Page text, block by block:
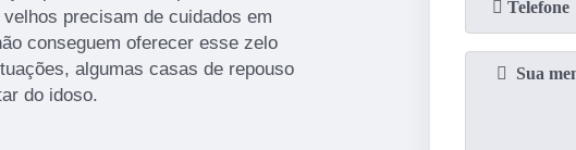
precisam de cuidados em
conseguem oferecer esse zelo
algumas casas de repouso
do idoso.